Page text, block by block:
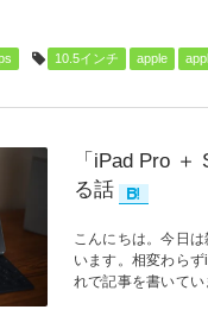
10.5インチ apple
「iPad Pro
る話
こんにちは。今日
います。相変わら
れで記事を書いて